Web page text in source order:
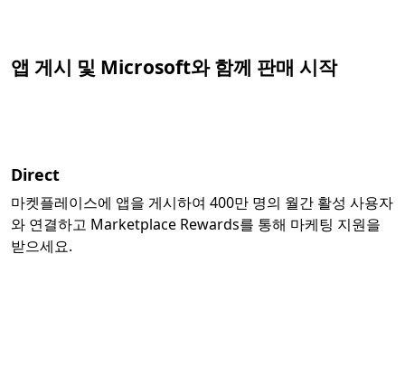
앱 게시 및 Microsoft와 함께 판매 시작
Direct
마켓플레이스에 앱을 게시하여 400만 명의 월간 활성 사용자
와 연결하고 Marketplace Rewards를 통해 마케팅 지원을
받으세요.